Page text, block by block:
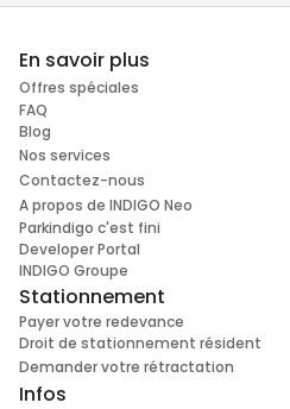
En savoir plus
Offres spéciales
FAQ
Blog
Nos services
Contactez-nous
A propos de INDIGO Neo
Parkindigo c'est fini
Developer Portal
INDIGO Groupe
Stationnement
Payer votre redevance
Droit de stationnement résident
Demander votre rétractation
Infos